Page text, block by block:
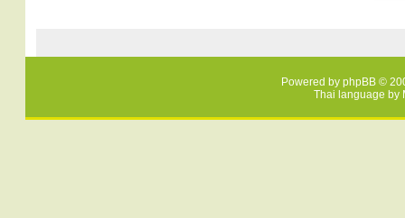
Powered by phpBB ©
Thai language by